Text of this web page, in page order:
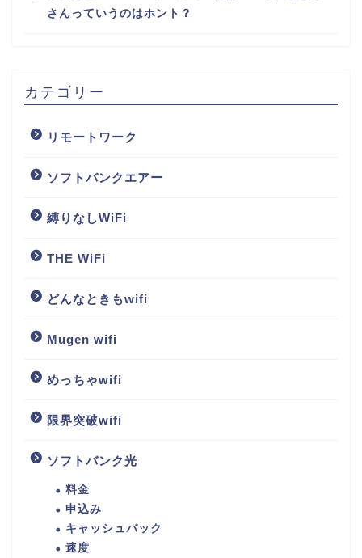
さんっていうのはホント？
カテゴリー
リモートワーク
ソフトバンクエアー
縛りなしWiFi
THE WiFi
どんなときもwifi
Mugen wifi
めっちゃwifi
限界突破wifi
ソフトバンク光
料金
申込み
キャッシュバック
速度